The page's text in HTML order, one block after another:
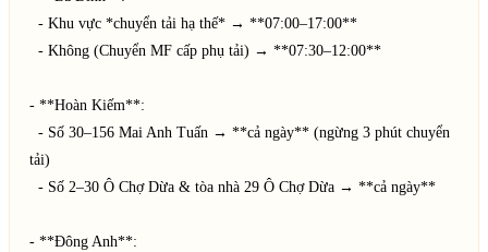
- **Hoàn Kiếm**:
tải)
- **Đông Anh**: